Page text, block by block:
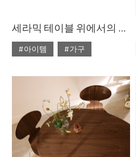
세라믹 테이블 위에서의 만찬
#아이템
#가구
#테이블